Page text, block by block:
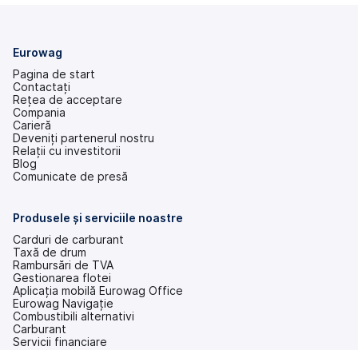
Eurowag
Pagina de start
Contactați
Rețea de acceptare
Compania
Carieră
Deveniți partenerul nostru
Relații cu investitorii
(se
deschide
filă
Blog
Comunicate de presă
Produsele și serviciile noastre
Carduri de carburant
Taxă de drum
Rambursări de TVA
Gestionarea flotei
Aplicația mobilă Eurowag Office
Eurowag Navigație
Combustibili alternativi
Carburant
Servicii financiare